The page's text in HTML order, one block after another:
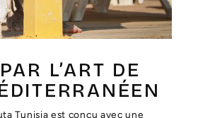
L’ART DE
Tunisia est conçu avec une